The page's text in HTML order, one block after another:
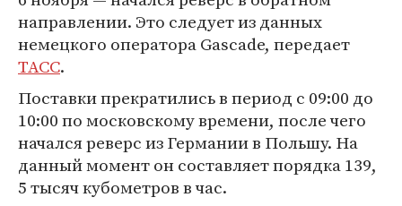
направлении. Это следует из данных
немецкого оператора Gascade, передает
ТАСС.
Поставки прекратились в период с 09:00 до
10:00 по московскому времени, после чего
начался реверс из Германии в Польшу. На
данный момент он составляет порядка 139,
5 тысяч кубометров в час.